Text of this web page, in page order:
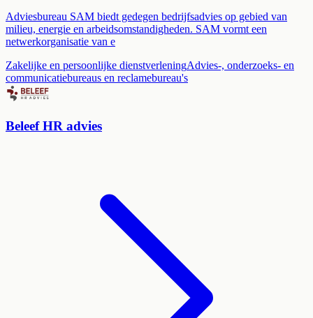
Adviesbureau SAM biedt gedegen bedrijfsadvies op gebied van
milieu, energie en arbeidsomstandigheden. SAM vormt een
netwerkorganisatie van e
Zakelijke en persoonlijke dienstverleningAdvies-, onderzoeks- en
communicatiebureaus en reclamebureau's
Beleef HR advies